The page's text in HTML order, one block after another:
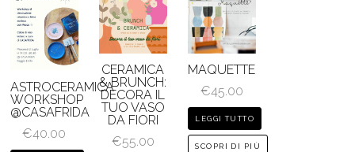
ASTROCERAMICA
WORKSHOP
@CASAFRIDA
€40.00
CERAMICA
& BRUNCH:
DECORA IL
TUO VASO
DA FIORI
€55.00
MAQUETTE
€45.00
LEGGI TUTTO
SCOPRI DI PIÙ